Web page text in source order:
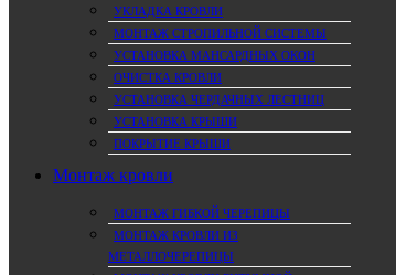
УКЛАДКА КРОВЛИ
МОНТАЖ СТРОПИЛЬНОЙ СИСТЕМЫ
УСТАНОВКА МАНСАРДНЫХ ОКОН
ОЧИСТКА КРОВЛИ
УСТАНОВКА ЧЕРДАЧНЫХ ЛЕСТНИЦ
УСТАНОВКА КРЫШИ
ПОКРЫТИЕ КРЫШИ
Монтаж кровли
МОНТАЖ ГИБКОЙ ЧЕРЕПИЦЫ
МОНТАЖ КРОВЛИ ИЗ
МЕТАЛЛОЧЕРЕПИЦЫ